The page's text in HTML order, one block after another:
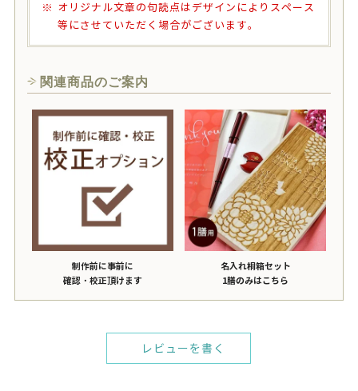
オリジナル文章の句読点はデザインによりスペース
等にさせていただく場合がございます。
関連商品のご案内
制作前に事前に
確認・校正頂けます
名入れ桐箱セット
1膳のみはこちら
レビューを書く